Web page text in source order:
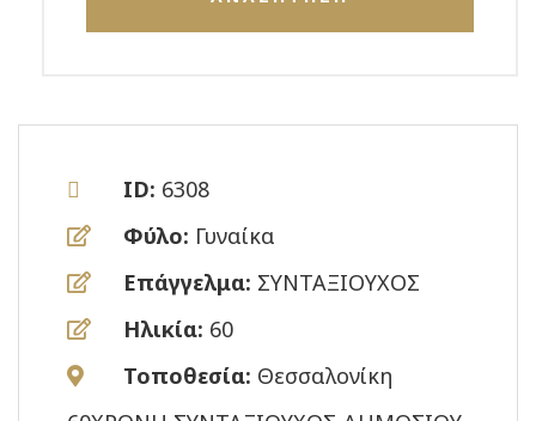
ID: 6308
Φύλο: Γυναίκα
Επάγγελμα: ΣΥΝΤΑΞΙΟΥΧΟΣ
Ηλικία: 60
Τοποθεσία: Θεσσαλονίκη